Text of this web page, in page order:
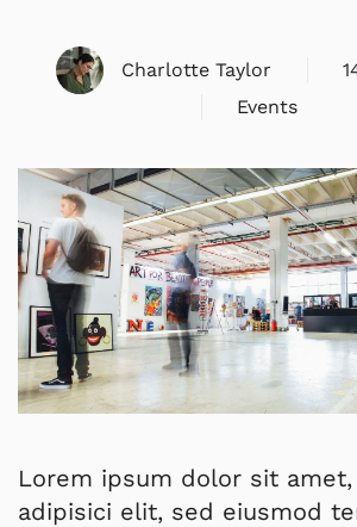
Charlotte Taylor
Events
Lorem ipsum dolor sit
adipisici elit, sed eiusmod